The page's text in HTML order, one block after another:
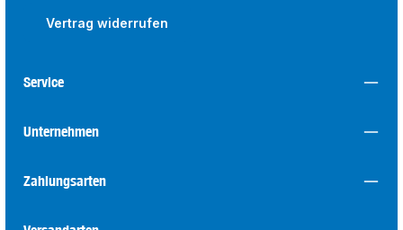
Vertrag widerrufen
Service
Unternehmen
Zahlungsarten